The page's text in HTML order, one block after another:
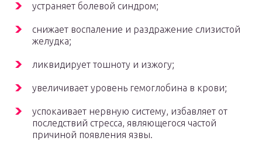
устраняет болевой синдром;
снижает воспаление и раздражение слизистой
желудка;
ликвидирует тошноту и изжогу;
увеличивает уровень гемоглобина в крови;
успокаивает нервную систему, избавляет от
последствий стресса, являющегося частой
причиной появления язвы.